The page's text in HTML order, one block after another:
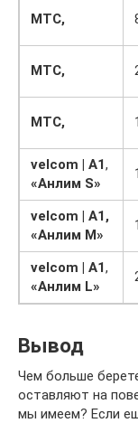
МТС,
МТС,
МТС,
velcom | A1,
«Анлим S»
velcom | A1 ,
«Анлим M»
velcom | A1,
«Анлим L»
Вывод
Чем больше
оставляют на
мы имеем? Если